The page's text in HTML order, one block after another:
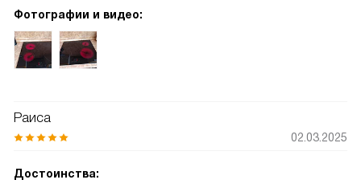
Фотографии и видео:
Раиса
02.03.2025
Достоинства: